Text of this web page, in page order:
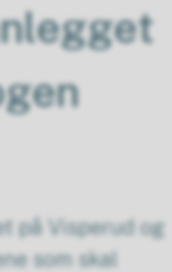
på Visperud og
som skal